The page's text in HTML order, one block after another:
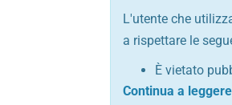
L'utente che
a rispettare le
È vietato
comunque